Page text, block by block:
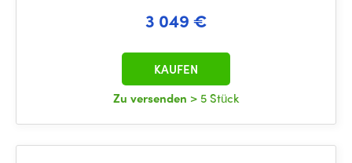
3 049 €
Zu versenden > 5 Stück
KAUFEN